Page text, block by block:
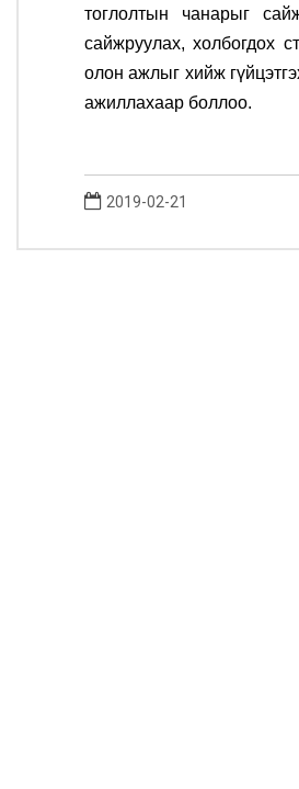
тоглолтын чанарыг
сайжруулах, холбогдох
олон ажлыг хийж
ажиллахаар боллоо.
2019-02-21